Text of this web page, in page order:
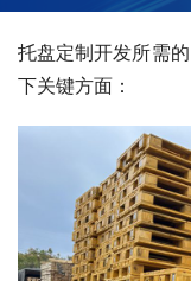
托盘定制开发所需
下关键方面：